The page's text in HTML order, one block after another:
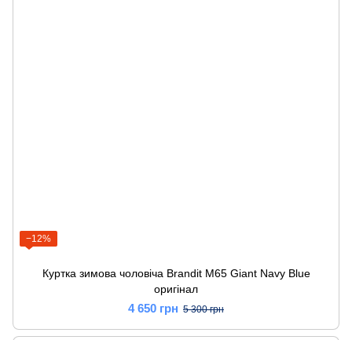
−12%
Куртка зимова чоловіча Brandit M65 Giant Navy Blue
оригінал
4 650 грн 5 300 грн